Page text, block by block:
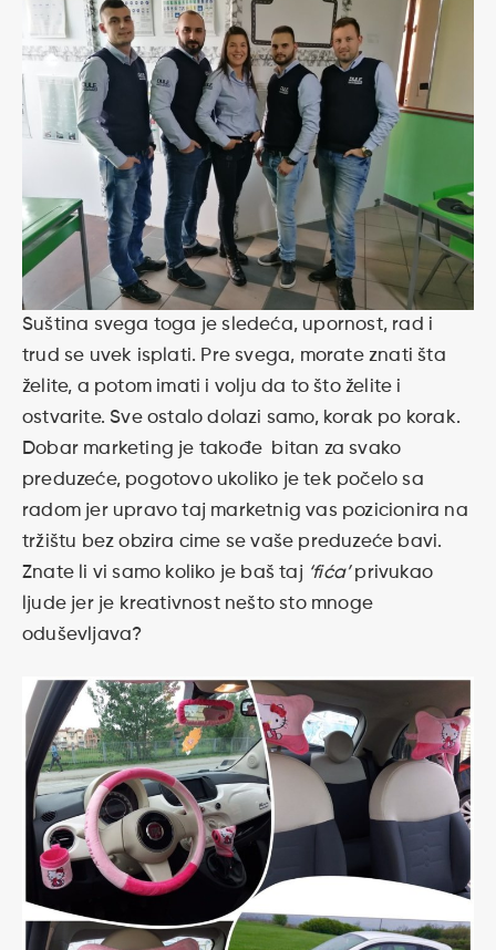
Suština svega toga je sledeća, upornost, rad i
trud se uvek isplati. Pre svega, morate znati šta
želite, a potom imati i volju da to što želite i
ostvarite. Sve ostalo dolazi samo, korak po korak.
Dobar marketing je takođe bitan za svako
preduzeće, pogotovo ukoliko je tek počelo sa
radom jer upravo taj marketnig vas pozicionira na
tržištu bez obzira cime se vaše preduzeće bavi.
Znate li vi samo koliko je baš taj ‘fića’privukao
ljude jer je kreativnost nešto sto mnoge
oduševljava?